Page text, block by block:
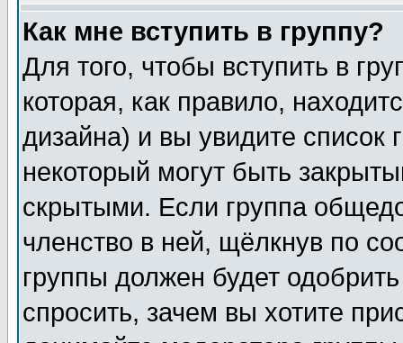
Как мне вступить в группу?
Для того, чтобы вступить в
которая, как правило,
дизайна) и вы увидите список
некоторый могут быть
скрытыми. Если группа
членство в ней, щёлкнув по
группы должен будет
спросить, зачем вы хотите